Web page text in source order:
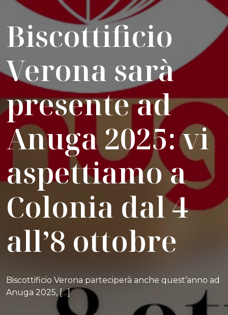
Biscottificio
Verona sarà
presente ad
Anuga 2025: vi
aspettiamo a
Colonia dal 4
all’8 ottobre
Biscottificio Verona parteciperà anche quest’anno ad
Anuga 2025, […]